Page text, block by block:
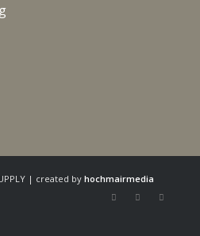
| created by hochmairmedia